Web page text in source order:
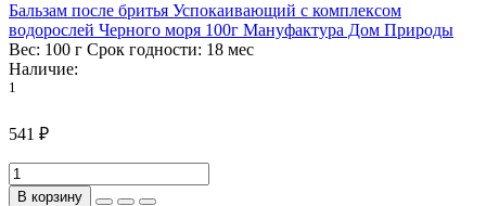
Бальзам после бритья Успокаивающий с комплексом
водорослей Черного моря 100г Мануфактура Дом Природы
Вес: 100 г Срок годности: 18 мес
Наличие:
1
541 ₽
В корзину